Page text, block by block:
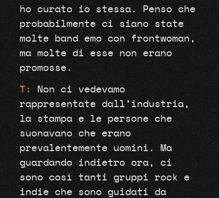
ho curato io stessa. Penso che
probabilmente ci siano state
molte band emo con frontwoman,
ma molte di esse non erano
promosse.
T:
Non ci vedevamo
rappresentate dall’industria,
la stampa e le persone che
suonavano che erano
prevalentemente uomini. Ma
guardando indietro ora, ci
sono così tanti gruppi rock e
indie che sono guidati da